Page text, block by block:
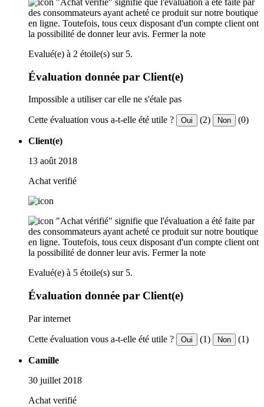
"Achat vérifié" signifie que l'évaluation a été faite par
des consommateurs ayant acheté ce produit sur notre boutique
en ligne. Toutefois, tous ceux disposant d'un compte client ont
la possibilité de donner leur avis. Fermer la note
Evalué(e) à 2 étoile(s) sur 5.
Évaluation donnée par Client(e)
Impossible a utiliser car elle ne s'étale pas
Cette évaluation vous a-t-elle été utile ? Oui (2) Non (0)
Client(e)
13 août 2018
Achat verifié
"Achat vérifié" signifie que l'évaluation a été faite par
des consommateurs ayant acheté ce produit sur notre boutique
en ligne. Toutefois, tous ceux disposant d'un compte client ont
la possibilité de donner leur avis. Fermer la note
Evalué(e) à 5 étoile(s) sur 5.
Évaluation donnée par Client(e)
Par internet
Cette évaluation vous a-t-elle été utile ? Oui (1) Non (1)
Camille
30 juillet 2018
Achat verifié